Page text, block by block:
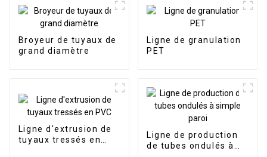
Broyeur de tuyaux de
grand diamètre
Ligne de granulation
PET
Ligne d'extrusion de
tuyaux tressés en
Ligne de production
de tubes ondulés à